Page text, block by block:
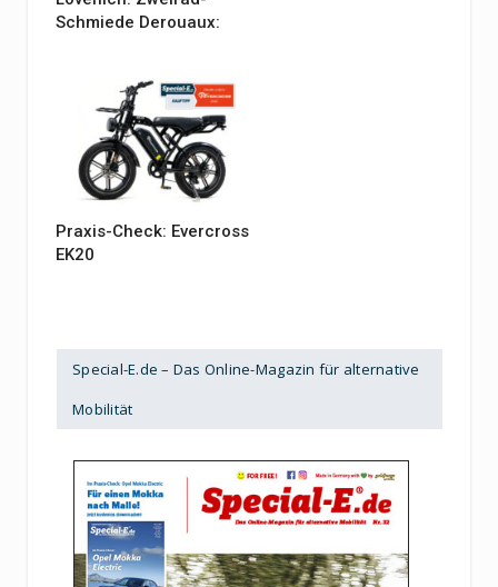
Schmiede Derouaux:
Praxis-Check: Evercross
EK20
Special-E.de – Das Online-Magazin für alternative
Mobilität